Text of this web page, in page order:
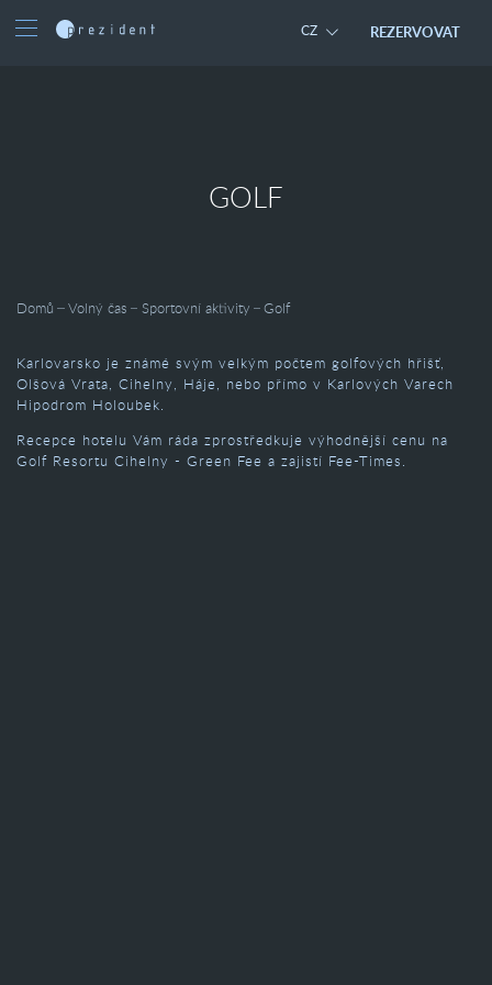
CZ REZERVOVAT
GOLF
Domů Volný čas Sportovní aktivity Golf
Karlovarsko je známé svým velkým počtem golfových hřišť,
Olšová Vrata, Cihelny, Háje, nebo přímo v Karlových Varech
Hipodrom Holoubek.
Recepce hotelu Vám ráda zprostředkuje výhodnější cenu na
Golf Resortu Cihelny - Green Fee a zajistí Fee-Times.